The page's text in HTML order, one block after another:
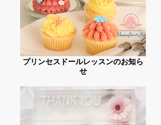
プリンセスドールレッスンのお知ら
せ